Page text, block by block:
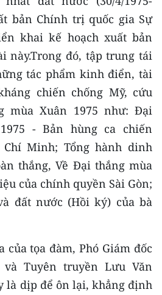
bản Chính trị quốc gia Sự
khai kế hoạch xuất bản
này.Trong đó, tập trung tái
tác phẩm kinh điển, tài
chiến chống Mỹ, cứu
mùa Xuân 1975 như: Đại
- Bản hùng ca chiến
Minh; Tổng hành dinh
thắng, Về Đại thắng mùa
của chính quyền Sài Gòn;
đất nước (Hồi ký) của bà
tọa đàm, Phó Giám đốc
Tuyên truyền Lưu Văn
là dịp để ôn lại, khẳng định